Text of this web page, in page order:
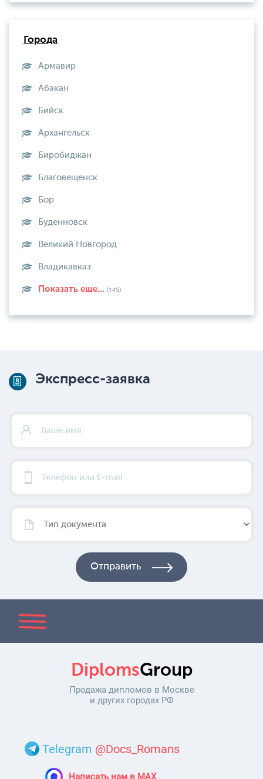
Города
Армавир
Абакан
Бийск
Архангельск
Биробиджан
Благовещенск
Бор
Буденновск
Великий Новгород
Владикавказ
Показать еще... (145)
Экспресс-заявка
DiplomsGroup
Продажа дипломов в Москве
и других городах РФ
Telegram @Docs_Romans
Написать нам в MAX